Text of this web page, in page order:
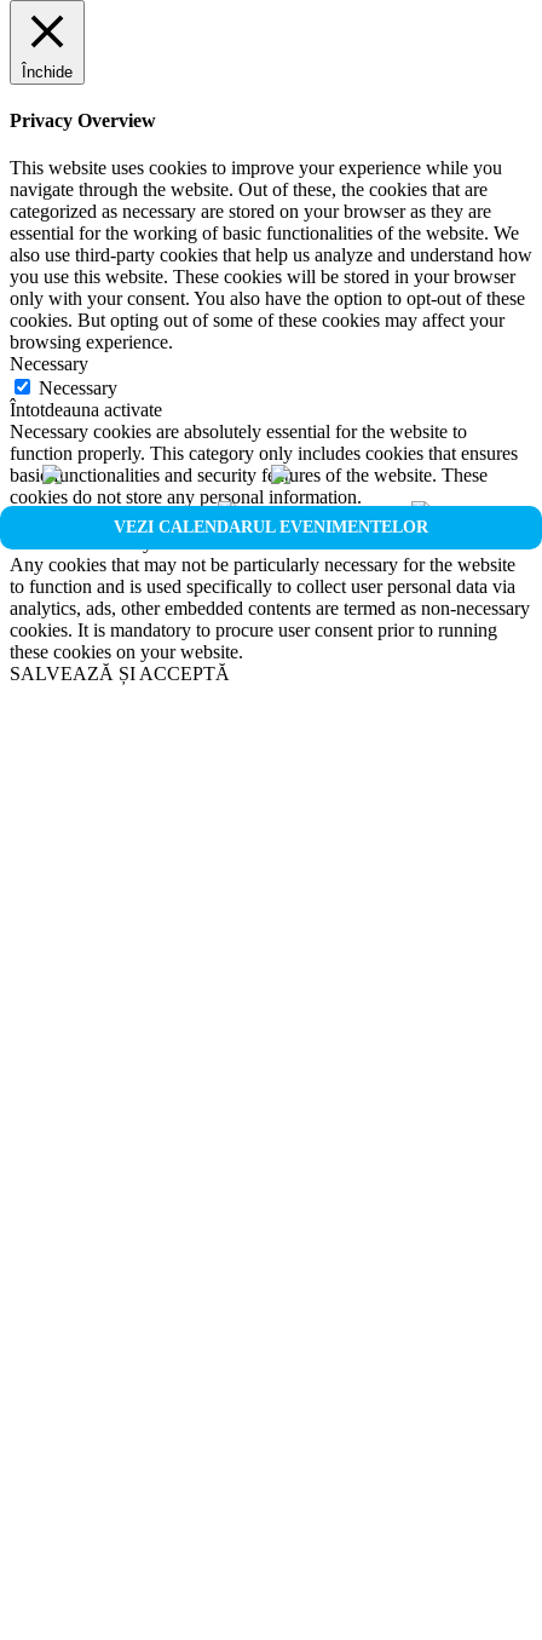
VEZI CALENDARUL EVENIMENTELOR
Închide
Privacy Overview
This website uses cookies to improve your experience while you
navigate through the website. Out of these, the cookies that are
categorized as necessary are stored on your browser as they are
essential for the working of basic functionalities of the website. We
also use third-party cookies that help us analyze and understand how
you use this website. These cookies will be stored in your browser
only with your consent. You also have the option to opt-out of these
cookies. But opting out of some of these cookies may affect your
browsing experience.
Necessary
Necessary
Întotdeauna activate
Necessary cookies are absolutely essential for the website to
function properly. This category only includes cookies that ensures
basic functionalities and security features of the website. These
cookies do not store any personal information.
Non-necessary
Any cookies that may not be particularly necessary for the website
to function and is used specifically to collect user personal data via
analytics, ads, other embedded contents are termed as non-necessary
cookies. It is mandatory to procure user consent prior to running
these cookies on your website.
SALVEAZĂ ȘI ACCEPTĂ